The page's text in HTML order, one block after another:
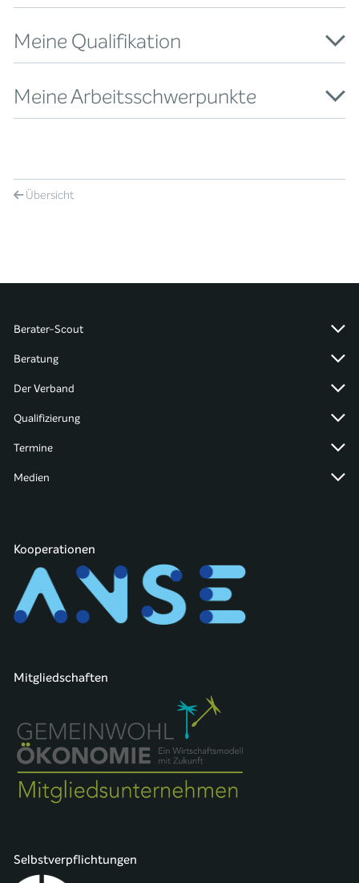
Meine Qualifikation
Meine Arbeitsschwerpunkte
Übersicht
Berater-Scout
Beratung
Der Verband
Qualifizierung
Termine
Medien
Kooperationen
Mitgliedschaften
Selbstverpflichtungen